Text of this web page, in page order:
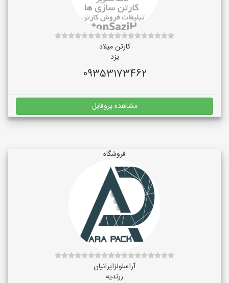
کارتن میلاد
یزد
09353173462
مشاهده پروفایل
فروشگاه
آراسلولزایرانیان
زرندیه